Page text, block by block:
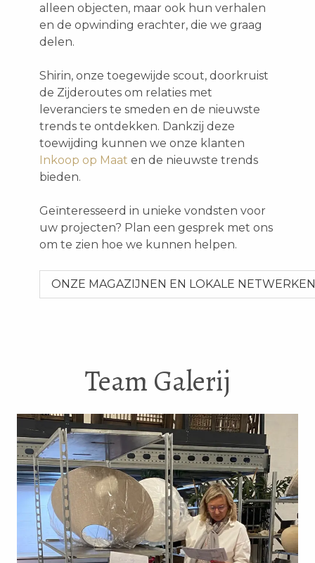
alleen objecten, maar ook hun verhalen
en de opwinding erachter, die we graag
delen.
Shirin, onze toegewijde scout, doorkruist
de Zijderoutes om relaties met
leveranciers te smeden en de nieuwste
trends te ontdekken. Dankzij deze
toewijding kunnen we onze klanten
Inkoop op Maat en de nieuwste trends
bieden.
Geïnteresseerd in unieke vondsten voor
uw projecten? Plan een gesprek met ons
om te zien hoe we kunnen helpen.
ONZE MAGAZIJNEN EN LOKALE NETWERKEN
Team Galerij